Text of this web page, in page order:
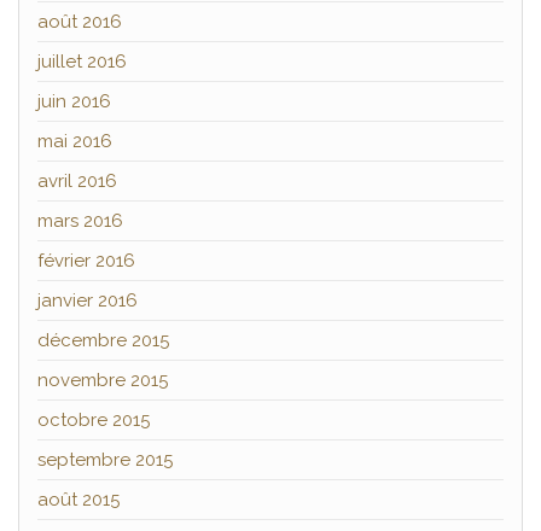
août 2016
juillet 2016
juin 2016
mai 2016
avril 2016
mars 2016
février 2016
janvier 2016
décembre 2015
novembre 2015
octobre 2015
septembre 2015
août 2015